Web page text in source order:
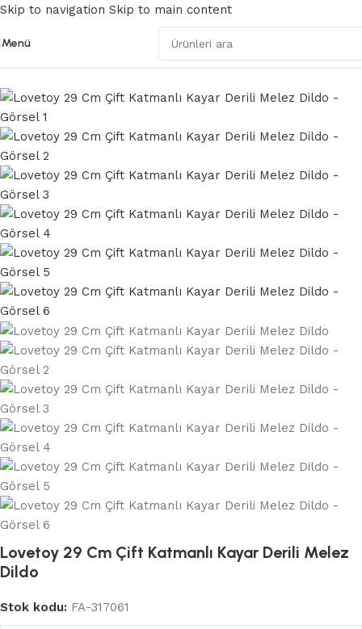
Skip to navigation Skip to main content
Menü
Gerçekçi Dildolar
Lovetoy 29 Cm Çift Katmanlı Kayar Derili Melez
Dildo
Stok kodu: FA-317061